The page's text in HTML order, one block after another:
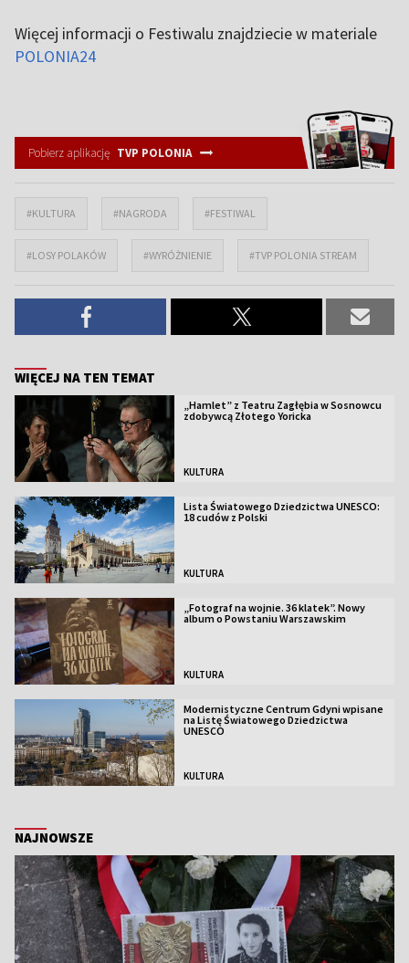
Więcej informacji o Festiwalu znajdziecie w materiale
POLONIA24
Pobierz aplikację TVP POLONIA
#KULTURA #NAGRODA #FESTIWAL
#LOSY POLAKÓW #WYRÓŻNIENIE #TVP POLONIA STREAM
WIĘCEJ NA TEN TEMAT
„Hamlet” z Teatru Zagłębia w Sosnowcu
zdobywcą Złotego Yoricka
KULTURA
Lista Światowego Dziedzictwa UNESCO:
18 cudów z Polski
KULTURA
„Fotograf na wojnie. 36 klatek”. Nowy
album o Powstaniu Warszawskim
KULTURA
Modernistyczne Centrum Gdyni wpisane
na Listę Światowego Dziedzictwa
UNESCO
KULTURA
NAJNOWSZE